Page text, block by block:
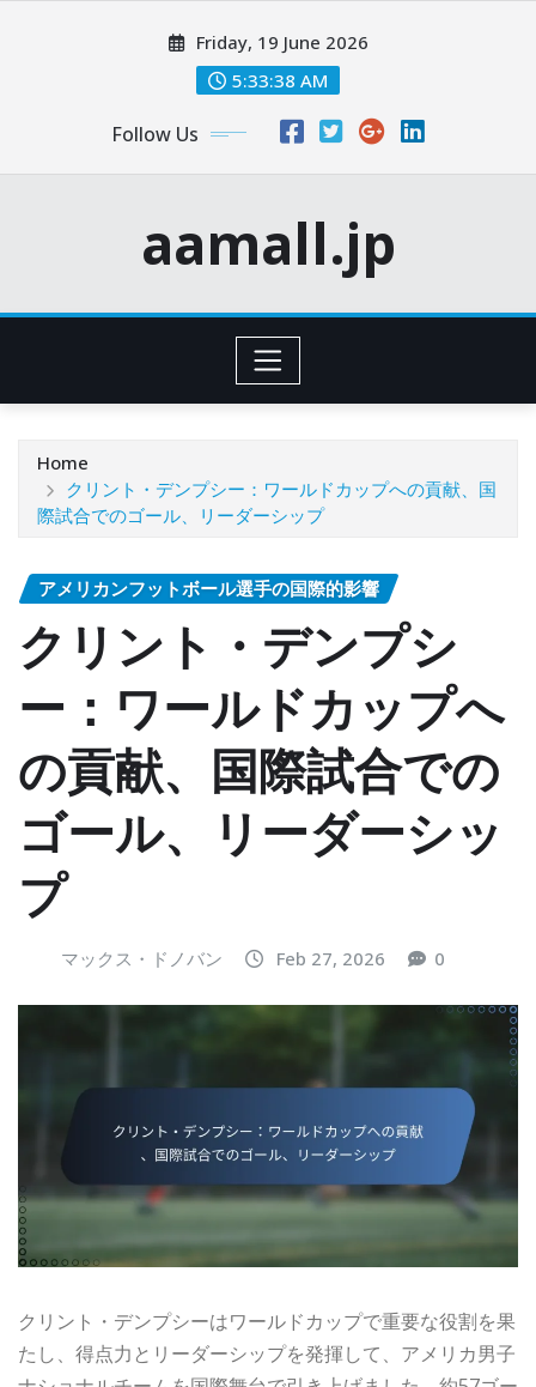
Friday, 19 June 2026
5:33:39 AM
Follow Us
aamall.jp
Home
クリント・デンプシー：ワールドカップへの貢献、国
際試合でのゴール、リーダーシップ
アメリカンフットボール選手の国際的影響
クリント・デンプシ
ー：ワールドカップへ
の貢献、国際試合での
ゴール、リーダーシッ
プ
マックス・ドノバン Feb 27, 2026 0
クリント・デンプシーはワールドカップで重要な役割を果
たし、得点力とリーダーシップを発揮して、アメリカ男子